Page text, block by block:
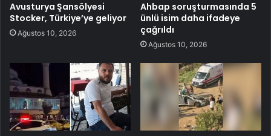
Avusturya Şansölyesi
Stocker, Türkiye’ye geliyor
Ağustos 10, 2026
Ahbap soruşturmasında 5
ünlü isim daha ifadeye
çağrıldı
Ağustos 10, 2026